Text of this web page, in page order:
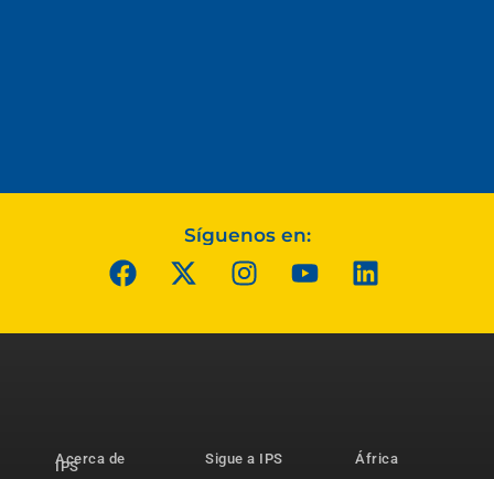
Síguenos en:
Acerca de
IPS
Sigue a IPS
África